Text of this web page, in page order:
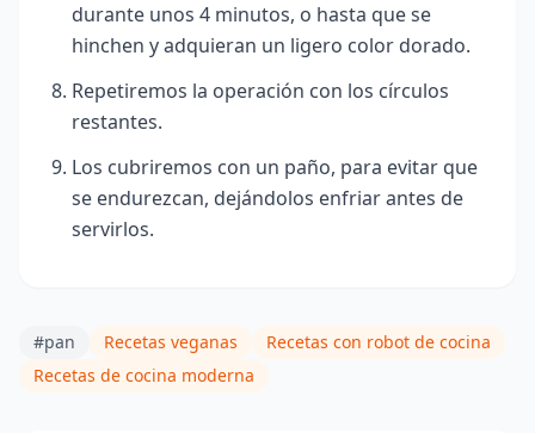
durante unos 4 minutos, o hasta que se
hinchen y adquieran un ligero color dorado.
Repetiremos la operación con los círculos
restantes.
Los cubriremos con un paño, para evitar que
se endurezcan, dejándolos enfriar antes de
servirlos.
#pan Recetas veganas
Recetas con robot de cocina
Recetas de cocina moderna